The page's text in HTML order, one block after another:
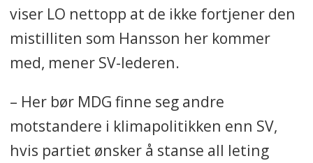
viser LO nettopp at de ikke fortjener den
mistilliten som Hansson her kommer
med, mener SV-lederen.
– Her bør MDG finne seg andre
motstandere i klimapolitikken enn SV,
hvis partiet ønsker å stanse all leting